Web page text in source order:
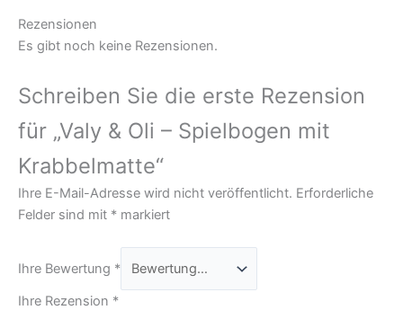
Rezensionen
Es gibt noch keine Rezensionen.
Schreiben Sie die erste Rezension
für „Valy & Oli – Spielbogen mit
Krabbelmatte“
Ihre E-Mail-Adresse wird nicht veröffentlicht. Erforderliche
Felder sind mit * markiert
Ihre Bewertung *
Ihre Rezension *